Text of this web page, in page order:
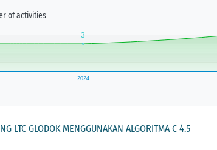
of activities
LTC GLODOK MENGGUNAKAN ALGORITMA C 4.5